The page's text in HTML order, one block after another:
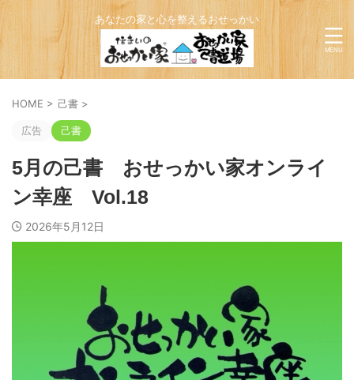
あなたの家と心を整えるおせっかい
HOME > 己書 >
広告 己書
5月の己書 おせっかい家オンライ
ン幸座 Vol.18
2026年5月12日